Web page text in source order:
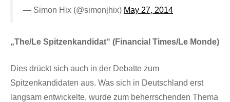
— Simon Hix (@simonjhix) May 27, 2014
„The/Le Spitzenkandidat“ (Financial Times/Le Monde)
Dies drückt sich auch in der Debatte zum
Spitzenkandidaten aus. Was sich in Deutschland erst
langsam entwickelte, wurde zum beherrschenden Thema